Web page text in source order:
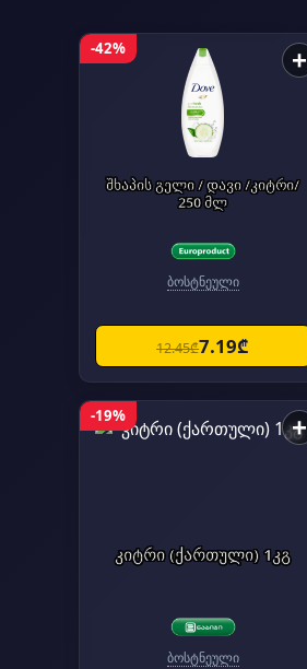
-42% +
შხაპის გელი / დავი /კიტრი/
250 მლ
ბოსტნეული
12.45₾7.19₾
-19% +
კიტრი (ქართული) 1კგ
ბოსტნეული